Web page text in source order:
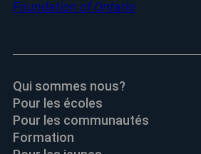
Qui sommes nous?
Pour les écoles
Pour les communautés
Formation